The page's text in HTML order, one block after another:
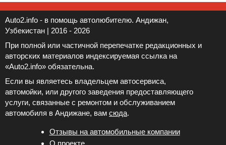
Auto2.info - в помощь автолюбителю. Андижан,
Узбекистан | 2016 - 2026
При полной или частичной перепечатке редакционных и
авторских материалов индексируемая ссылка на
«Auto2.info» обязательна.
Если вы являетесь владельцем автосервиса,
автомойки, или другого заведения предоставляющего
услуги, связанные с ремонтом и обслуживанием
автомобиля в Андижане, вам сюда.
Отзывы на автомобильные компании